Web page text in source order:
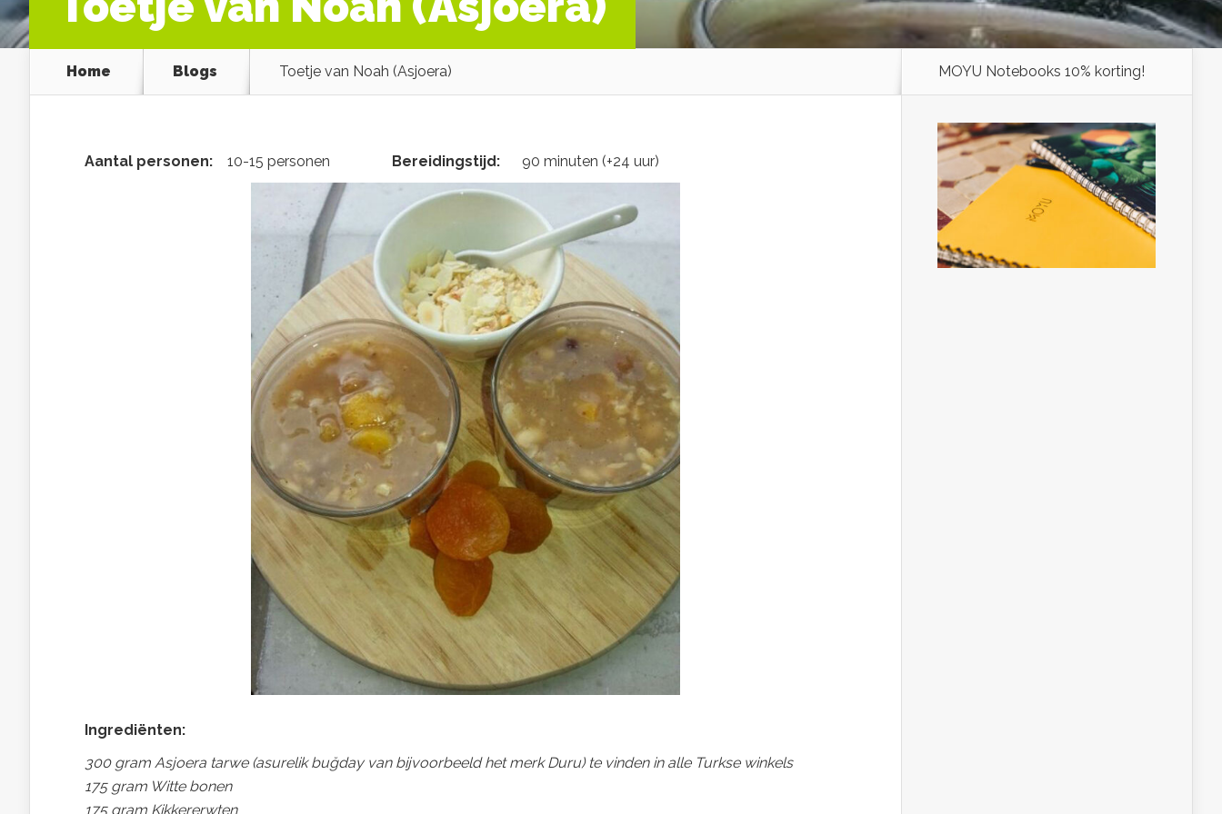
Home Blogs Toetje van Noah (Asjoera)
Aantal personen: 10-15 personen Bereidingstijd: 90 minuten (+24 uur)
Ingrediënten:
300 gram Asjoera tarwe (asurelik buğday van bijvoorbeeld het merk Duru) te vinden in alle Turkse winkels
175 gram Witte bonen
175 gram Kikkererwten
MOYU Notebooks 10% korting!